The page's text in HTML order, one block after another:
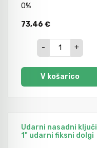
0%
73,46 €
- +
V košarico
Udarni nasadni ključi
1" udarni fiksni dolgi